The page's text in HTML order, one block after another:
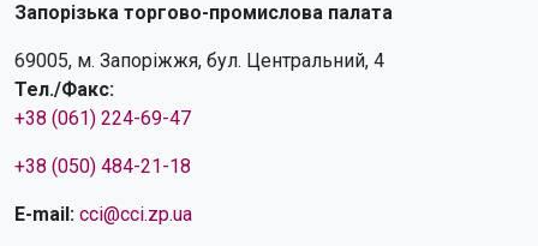
Запорізька торгово-промислова палата
69005, м. Запоріжжя, бул. Центральний, 4
Тел./Факс:
+38 (061) 224-69-47
+38 (050) 484-21-18
E-mail: cci@cci.zp.ua